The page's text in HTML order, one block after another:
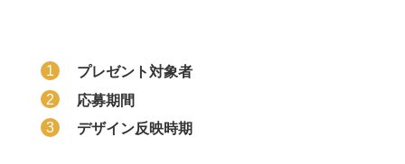
プレゼント対象者
応募期間
デザイン反映時期